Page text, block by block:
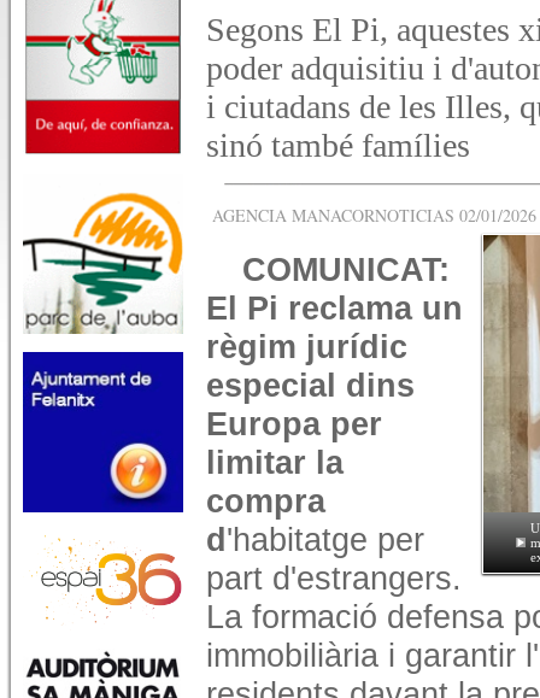
Segons El Pi, aquestes
poder adquisitiu i
i ciutadans de les Illes,
sinó també famílies
AGENCIA MANACORNOTICIAS 02/01/
COMUNICAT:
El Pi reclama un
règim jurídic
especial dins
Europa per
limitar la
compra
d'habitatge per
part d'estrangers.
La formació defensa
immobiliària i garantir